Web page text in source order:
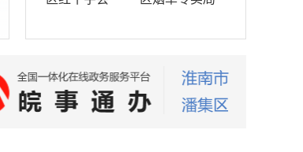
区民政局 区交通局
区人社局 区商务投资促进局